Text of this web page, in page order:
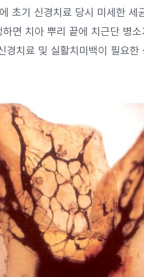
초기 신경치료 당시 미세한 세
면 치아 뿌리 끝에 치근단 병
경치료 및 실활치미백이 필요